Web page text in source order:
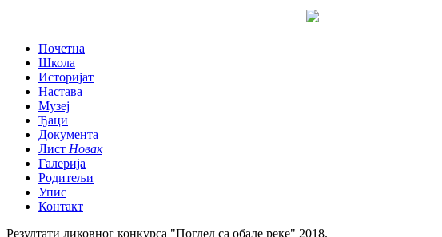
Почетна
Школа
Историјат
Настава
Музеј
Ђаци
Документа
Лист Новак
Галерија
Родитељи
Упис
Контакт
Резултати ликовног конкурса "Поглед са обале реке" 2018.